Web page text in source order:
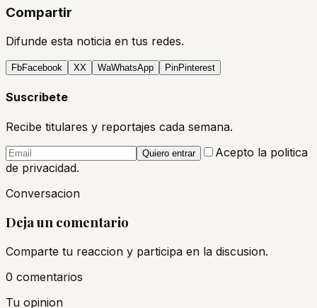
Compartir
Difunde esta noticia en tus redes.
FbFacebook XX WaWhatsApp PinPinterest
Suscribete
Recibe titulares y reportajes cada semana.
Quiero entrar
Acepto la politica
de privacidad.
Conversacion
Deja un comentario
Comparte tu reaccion y participa en la discusion.
0 comentarios
Tu opinion